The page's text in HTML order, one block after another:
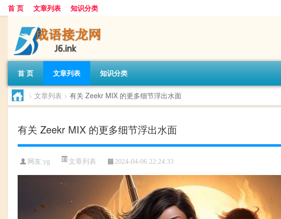
首 页 文章列表 知识分类
首 页 文章列表 知识分类
> 文章列表 > 有关 Zeekr MIX 的更多细节浮出水面
有关 Zeekr MIX 的更多细节浮出水面
网友:yg 文章列表 2024-04-06 22:24:33